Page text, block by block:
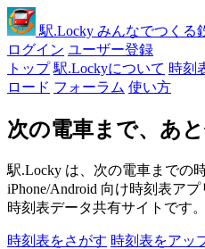
駅.Locky みんなでつくる
ログイン ユーザー登録
トップ 駅.Lockyについて 時刻
ロード フォーラム 使い方
次の電車まで、あ
駅.Locky は、次の電車までの
iPhone/Android 向け時刻表ア
時刻表データ共有サイトです。
時刻表をさがす 時刻表をアッ